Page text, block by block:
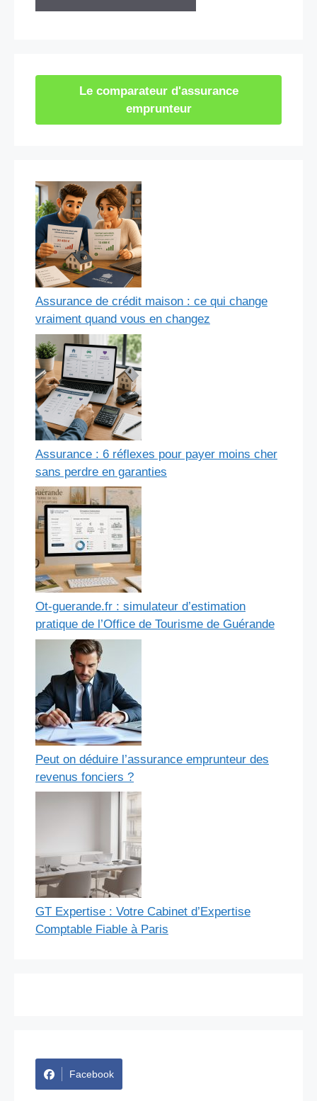
Le comparateur d'assurance
emprunteur
Assurance de crédit maison : ce qui change
vraiment quand vous en changez
Assurance : 6 réflexes pour payer moins cher
sans perdre en garanties
Ot-guerande.fr : simulateur d’estimation
pratique de l’Office de Tourisme de Guérande
Peut on déduire l’assurance emprunteur des
revenus fonciers ?
GT Expertise : Votre Cabinet d’Expertise
Comptable Fiable à Paris
Facebook